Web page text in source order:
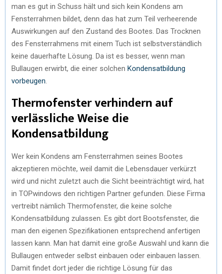
man es gut in Schuss hält und sich kein Kondens am
Fensterrahmen bildet, denn das hat zum Teil verheerende
Auswirkungen auf den Zustand des Bootes. Das Trocknen
des Fensterrahmens mit einem Tuch ist selbstverständlich
keine dauerhafte Lösung. Da ist es besser, wenn man
Bullaugen erwirbt, die einer solchen Kondensatbildung
vorbeugen
Thermofenster verhindern auf
verlässliche Weise die
Kondensatbildung
Wer kein Kondens am Fensterrahmen seines Bootes
akzeptieren möchte, weil damit die Lebensdauer verkürzt
wird und nicht zuletzt auch die Sicht beeinträchtigt wird, hat
in TOPwindows den richtigen Partner gefunden. Diese Firma
vertreibt nämlich Thermofenster, die keine solche
Kondensatbildung zulassen. Es gibt dort Bootsfenster, die
man den eigenen Spezifikationen entsprechend anfertigen
lassen kann. Man hat damit eine große Auswahl und kann die
Bullaugen entweder selbst einbauen oder einbauen lassen.
Damit findet dort jeder die richtige Lösung für das